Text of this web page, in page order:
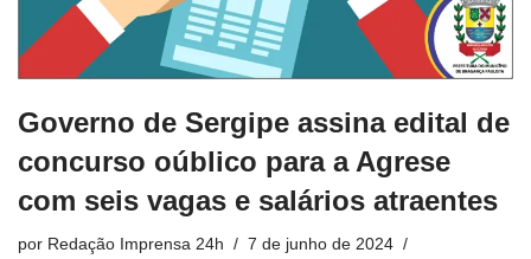
Governo de Sergipe assina edital de
concurso oúblico para a Agrese
com seis vagas e salários atraentes
por Redação Imprensa 24h
7 de junho de 2024